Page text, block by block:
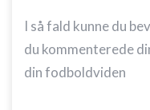
I så fald kunne du
du kommenterede
din fodboldviden